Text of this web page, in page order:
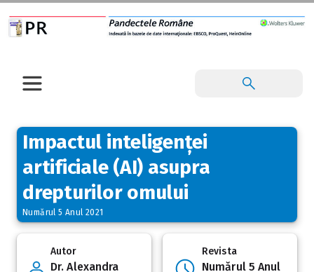
Impactul inteligenței
artificiale (AI) asupra
drepturilor omului
Numărul 5 Anul 2021
Autor
Dr. Alexandra
Revista
Numărul 5 Anul